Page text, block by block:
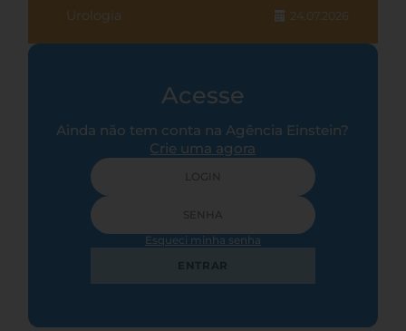
Urologia 24.07.2026
Acesse
Ainda não tem conta na Agência Einstein?
Crie uma agora
Esqueci minha senha
ENTRAR